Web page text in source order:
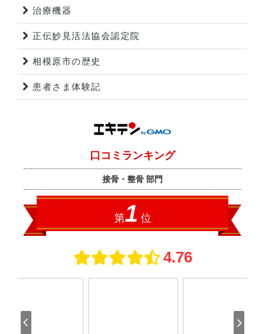
治療機器
正伝妙見活法協会認定院
相模原市の歴史
患者さま体験記